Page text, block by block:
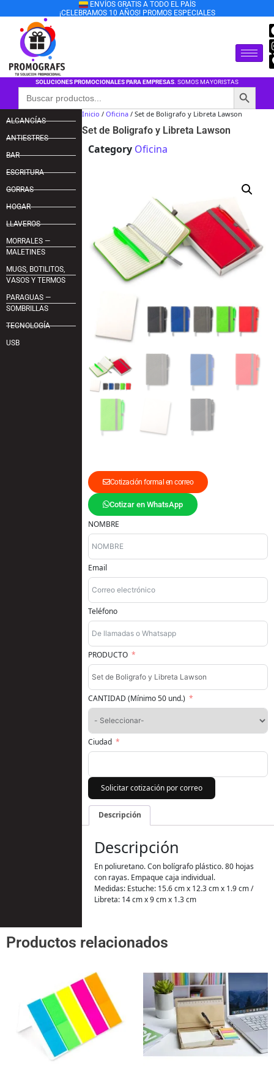
ENVÍOS GRATIS A TODO EL PAÍS
¡CELEBRAMOS 10 AÑOS! PROMOS ESPECIALES
SOLUCIONES PROMOCIONALES PARA EMPRESAS. SOMOS MAYORISTAS
Buscar: Botón de
ALCANCÍAS
ANTIESTRES
BAR
ESCRITURA
GORRAS
HOGAR
LLAVEROS
MORRALES —
MALETINES
MUGS, BOTILITOS,
VASOS Y TERMOS
PARAGUAS —
SOMBRILLAS
TECNOLOGÍA
USB
Inicio /Oficina / Set de Boligrafo y Libreta Lawson
Set de Boligrafo y Libreta Lawson
Category Oficina
Cotización formal en correo
Cotizar en WhatsApp
NOMBRE
Email
Teléfono
PRODUCTO
CANTIDAD (Mínimo 50 und.)
Ciudad
Solicitar cotización por correo
Descripción
Descripción
En poliuretano. Con bolígrafo plástico. 80 hojas
con rayas. Empaque caja individual.
Medidas: Estuche: 15.6 cm x 12.3 cm x 1.9 cm /
Libreta: 14 cm x 9 cm x 1.3 cm
Productos relacionados